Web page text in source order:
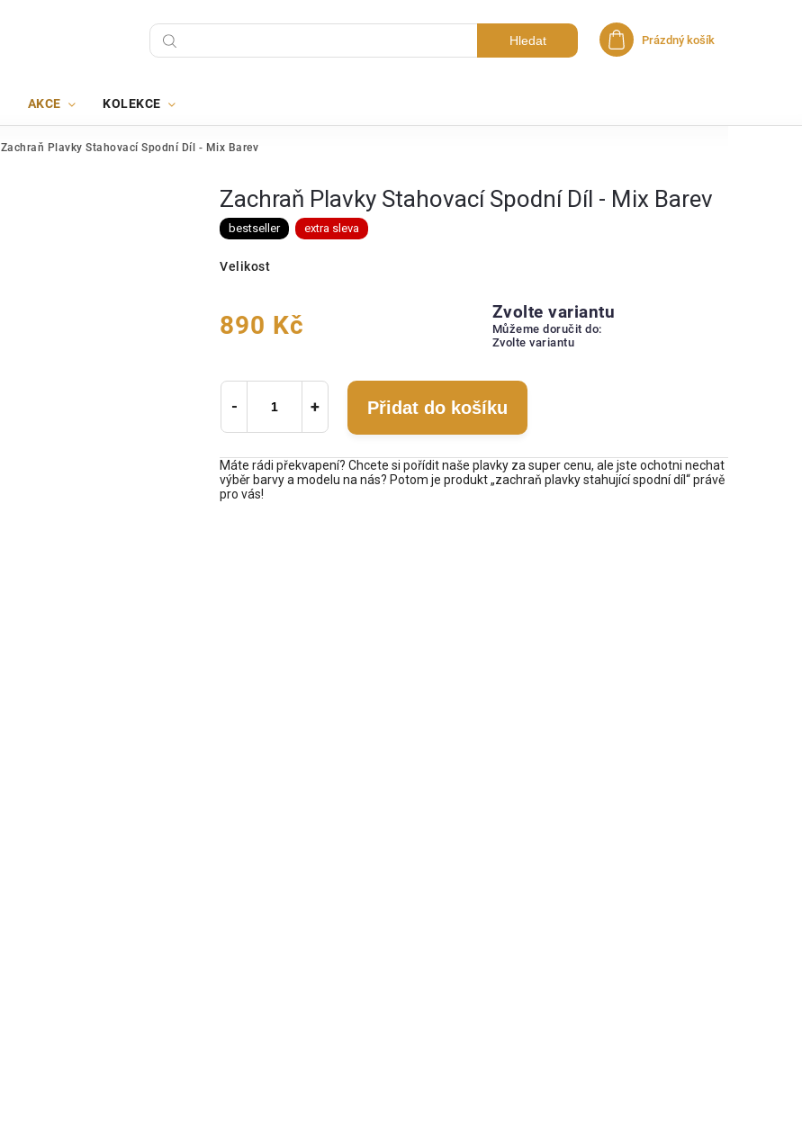
Hledat Nákupní košík
Prázdný košík
AKCE KOLEKCE
Zachraň Plavky Stahovací Spodní Díl - Mix Barev
Zachraň Plavky Stahovací Spodní Díl - Mix Barev
bestseller extra sleva
Velikost
890 Kč Zvolte variantu
Můžeme doručit do:
Zvolte variantu
Přidat do košíku
Máte rádi překvapení? Chcete si pořídit naše plavky za super cenu, ale jste ochotni nechat
výběr barvy a modelu na nás? Potom je produkt „zachraň plavky stahující spodní díl“ právě
pro vás!